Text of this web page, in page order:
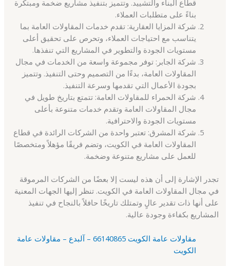
قطاع البناء والتشييد. وتتميز بتنفيذ مشاريع ضخمة ومبتكرة
بناءً على متطلبات العملاء.
شركة المزايا العقارية: تقدم خدمات المقاولات العامة بما
يتناسب مع احتياجات العملاء، وتحرص على تحقيق أعلى
مستويات الجودة والتطوير في المشاريع التي تنفذها.
شركة الجابر: توفر مجموعة واسعة من الخدمات في مجال
المقاولات العامة، بدءًا من التصميم وحتى التنفيذ. وتتميز
بجودة الأعمال التي تقدمها وسرعة التنفيذ.
شركة الحمراء للمقاولات العامة: تتمتع بتاريخ طويل في
مجال المقاولات العامة وتقدم خدمات متنوعة بأعلى
مستويات الجودة والاحترافية.
شركة المشرق: تعتبر واحدة من الشركات الرائدة في قطاع
المقاولات العامة في الكويت، وتضم فريقًا مؤهلاً ومتخصصًا
للعمل على مشاريع متنوعة وضخمة.
تجدر الإشارة إلى أن هذه ليست إلا بعضًا من الشركات المرموقة
في مجال المقاولات العامة في الكويت. تنظر إليها الجهات المعنية
على أنها ذات تقدير عالٍ وتمتلك تاريخًا حافلاً بالنجاح في تنفيذ
المشاريع بكفاءة وجودة عالية.
مقاولات عامة الكويت 66140865 – آلبدع – مقاولات عامة
الكويت